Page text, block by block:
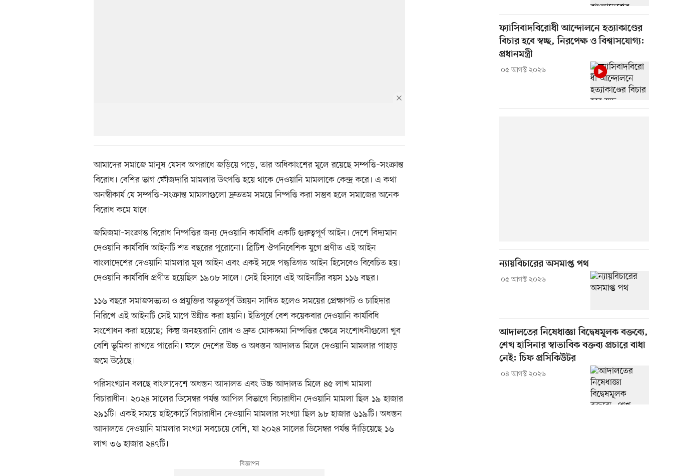
আমাদের সমাজে মানুষ যেসব অপরাধে জড়িয়ে পড়ে, তার অধিকাংশের মূলে রয়েছে সম্পত্তি–সংক্রান্ত
বিরোধ। বেশির ভাগ ফৌজদারি মামলার উৎপত্তি হয়ে থাকে দেওয়ানি মামলাকে কেন্দ্র করে। এ কথা
অনস্বীকার্য যে সম্পত্তি–সংক্রান্ত মামলাগুলো দ্রুততম সময়ে নিষ্পত্তি করা সম্ভব হলে সমাজের অনেক
বিরোধ কমে যাবে।
জমিজমা–সংক্রান্ত বিরোধ নিষ্পত্তির জন্য দেওয়ানি কার্যবিধি একটি গুরুত্বপূর্ণ আইন। দেশে বিদ্যমান
দেওয়ানি কার্যবিধি আইনটি শত বছরের পুরোনো। ব্রিটিশ ঔপনিবেশিক যুগে প্রণীত এই আইন
বাংলাদেশের দেওয়ানি মামলার মূল আইন এবং একই সঙ্গে পদ্ধতিগত আইন হিসেবেও বিবেচিত হয়।
দেওয়ানি কার্যবিধি প্রণীত হয়েছিল ১৯০৮ সালে। সেই হিসাবে এই আইনটির বয়স ১১৬ বছর।
১১৬ বছরে সমাজসভ্যতা ও প্রযুক্তির অভূতপূর্ব উন্নয়ন সাধিত হলেও সময়ের প্রেক্ষাপট ও চাহিদার
নিরিখে এই আইনটি সেই মাপে উন্নীত করা হয়নি। ইতিপূর্বে বেশ কয়েকবার দেওয়ানি কার্যবিধি
সংশোধন করা হয়েছে; কিন্তু জনহয়রানি রোধ ও দ্রুত মোকদ্দমা নিষ্পত্তির ক্ষেত্রে সংশোধনীগুলো খুব
বেশি ভূমিকা রাখতে পারেনি। ফলে দেশের উচ্চ ও অধস্তন আদালত মিলে দেওয়ানি মামলার পাহাড়
জমে উঠেছে।
পরিসংখ্যান বলছে বাংলাদেশে অধস্তন আদালত এবং উচ্চ আদালত মিলে ৪৫ লাখ মামলা
বিচারাধীন। ২০২৪ সালের ডিসেম্বর পর্যন্ত আপিল বিভাগে বিচারাধীন দেওয়ানি মামলা ছিল ১৯ হাজার
২৯১টি। একই সময়ে হাইকোর্টে বিচারাধীন দেওয়ানি মামলার সংখ্যা ছিল ৯৮ হাজার ৬১৯টি। অধস্তন
আদালতে দেওয়ানি মামলার সংখ্যা সবচেয়ে বেশি, যা ২০২৪ সালের ডিসেম্বর পর্যন্ত দাঁড়িয়েছে ১৬
লাখ ৩৬ হাজার ২৪৭টি।
ফ্যাসিবাদবিরোধী আন্দোলনে হত্যাকাণ্ডের
বিচার হবে স্বচ্ছ, নিরপেক্ষ ও বিশ্বাসযোগ্য:
প্রধানমন্ত্রী
০৫ আগস্ট ২০২৬
ন্যায়বিচারের অসমাপ্ত পথ
০৫ আগস্ট ২০২৬
আদালতের নিষেধাজ্ঞা বিদ্বেষমূলক বক্তব্যে,
শেখ হাসিনার স্বাভাবিক বক্তব্য প্রচারে বাধা
নেই: চিফ প্রসিকিউটর
০৪ আগস্ট ২০২৬